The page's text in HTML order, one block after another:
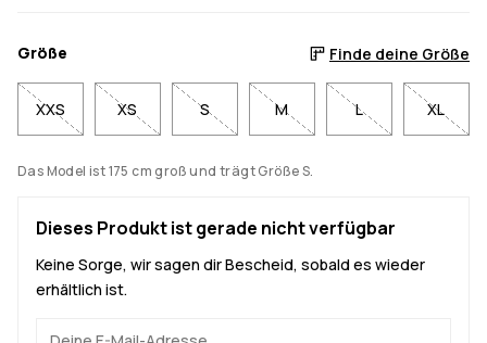
Größe Finde deine Größe
XXS XS S M L XL
Das Model ist 175 cm groß und trägt Größe S.
Dieses Produkt ist gerade nicht verfügbar
Keine Sorge, wir sagen dir Bescheid, sobald es wieder
erhältlich ist.